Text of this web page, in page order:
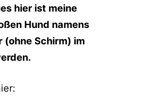
hier ist meine
Hund namens
(ohne Schirm) im